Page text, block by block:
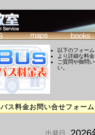
以下のフォー
より詳細な料
ご質問や御問
い。
バス料金お問い合せフォーム
出発日